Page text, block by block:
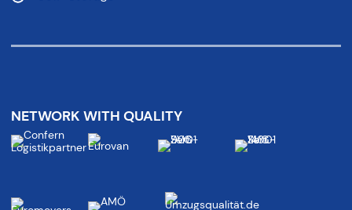
NETWORK WITH QUALITY